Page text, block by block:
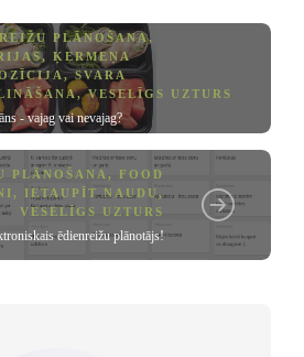
PLĀNOŠANA,
, ĶERMEŅA
,SVARA
,VESELĪGS UZTURS
- vajag vai nevajag?
PLĀNOŠANA , FOOD
, IETAUPĪT NAUDU,
VESELĪGS UZTURS
ēdienreižu plānotājs!